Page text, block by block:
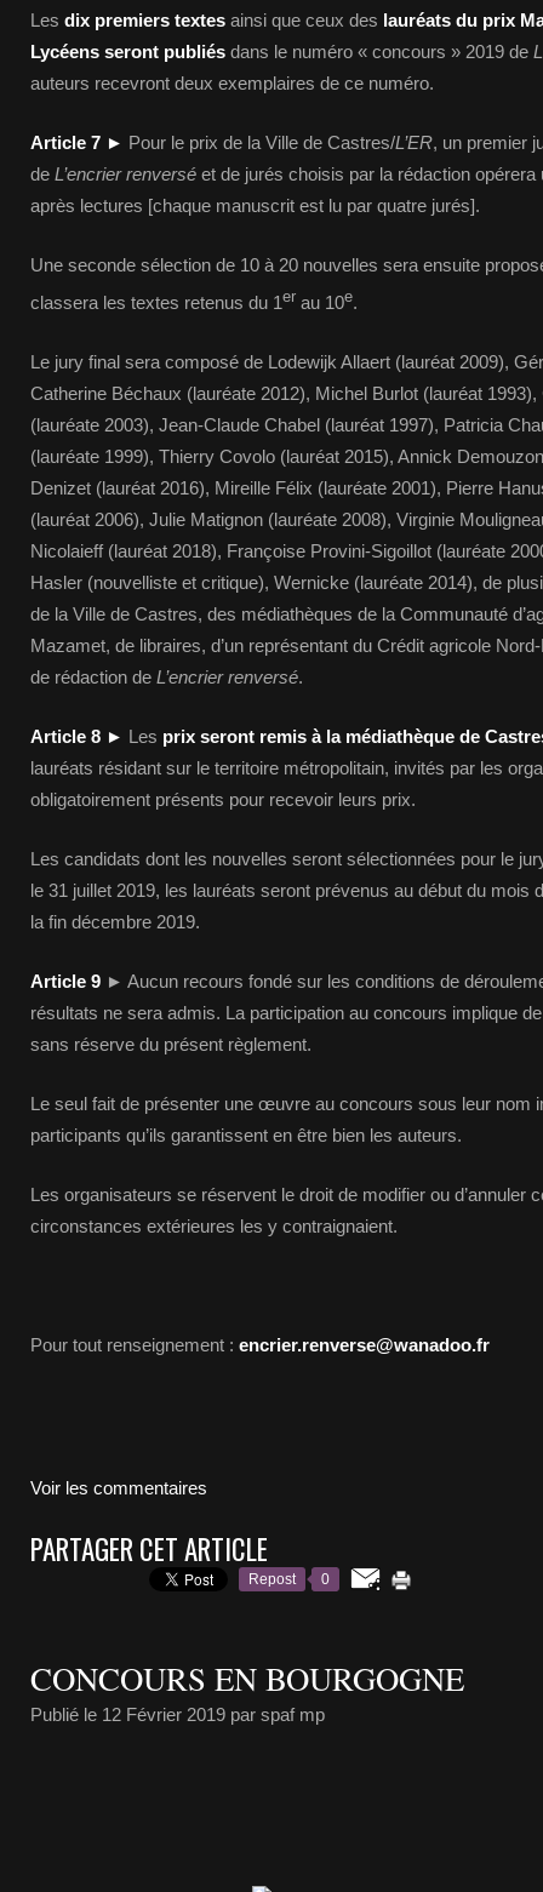
Les dix premiers textes ainsi que ceux des lauréats du prix
Lycéens seront publiés dans le numéro « concours » 2019 de
auteurs recevront deux exemplaires de ce numéro.
Article 7 ► Pour le prix de la Ville de Castres/L’ER, un premier
de L’encrier renversé et de jurés choisis par la rédaction
après lectures [chaque manuscrit est lu par quatre jurés].
Une seconde sélection de 10 à 20 nouvelles sera ensuite
classera les textes retenus du 1er au 10e.
Le jury final sera composé de Lodewijk Allaert (lauréat 2009),
Catherine Béchaux (lauréate 2012), Michel Burlot (lauréat 1993),
(lauréate 2003), Jean-Claude Chabel (lauréat 1997), Patricia
(lauréate 1999), Thierry Covolo (lauréat 2015), Annick
Denizet (lauréat 2016), Mireille Félix (lauréate 2001), Pierre
(lauréat 2006), Julie Matignon (lauréate 2008), Virginie
Nicolaieff (lauréat 2018), Françoise Provini-Sigoillot (lauréate
Hasler (nouvelliste et critique), Wernicke (lauréate 2014), de
de la Ville de Castres, des médiathèques de la Communauté
Mazamet, de libraires, d’un représentant du Crédit agricole
de rédaction de L’encrier renversé.
Article 8 ► Les prix seront remis à la médiathèque de
lauréats résidant sur le territoire métropolitain, invités par les
obligatoirement présents pour recevoir leurs prix.
Les candidats dont les nouvelles seront sélectionnées pour le
le 31 juillet 2019, les lauréats seront prévenus au début du mois
la fin décembre 2019.
Article 9 ► Aucun recours fondé sur les conditions de
résultats ne sera admis. La participation au concours implique
sans réserve du présent règlement.
Le seul fait de présenter une œuvre au concours sous leur nom
participants qu’ils garantissent en être bien les auteurs.
Les organisateurs se réservent le droit de modifier ou d’annuler
circonstances extérieures les y contraignaient.
Pour tout renseignement : encrier.renverse@wanadoo.fr
Voir les commentaires
PARTAGER CET ARTICLE
Repost 0
CONCOURS EN BOURGOGNE
Publié le 12 Février 2019 par spaf mp